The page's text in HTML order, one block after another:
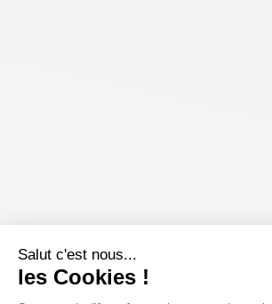
Salut c'est nous...
les Cookies !